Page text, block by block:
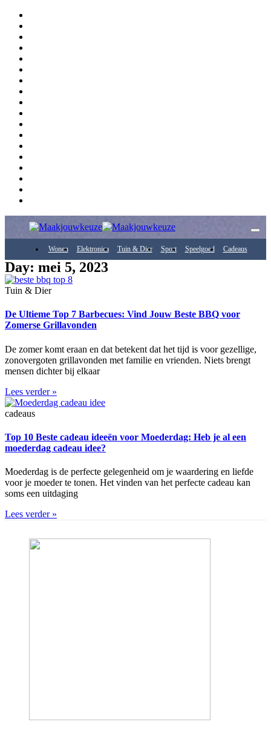
Wonen Elektronica Tuin & Dier Sport Speelgoed Cadeaus
Day: mei 5, 2023
Tuin & Dier
De Ultieme Top 7 Barbecues: Vind Jouw Beste BBQ voor
Zomerse Grillavonden
De zomer komt eraan en dat betekent dat het tijd is voor gezellige,
zonovergoten grillavonden met familie en vrienden. Niets brengt
mensen dichter bij elkaar
Lees verder »
cadeaus
Top 10 Beste cadeau ideeën voor Moederdag: Heb je al een
moederdag cadeau idee?
Moederdag is de perfecte gelegenheid om je waardering en liefde
voor je moeder te tonen. Het vinden van het perfecte cadeau kan
soms een uitdaging
Lees verder »